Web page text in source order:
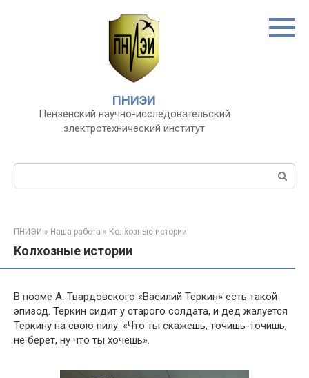
ПНИЭИ
Пензенский научно-исследовательский
электротехнический институт
Поиск:
ПНИЭИ » Наша работа » Колхозные истории
Колхозные истории
В поэме А. Твардовского «Василий Теркин» есть такой
эпизод. Теркин сидит у старого солдата, и дед жалуется
Теркину на свою пилу: «Что ты скажешь, точишь-точишь,
не берет, ну что ты хочешь».